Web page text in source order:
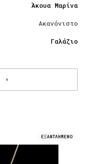
Άκουα Μαρίνα
Ακανόνιστο
Γαλάζιο
ΕΞΑΝΤΛΗΜΕΝΟ